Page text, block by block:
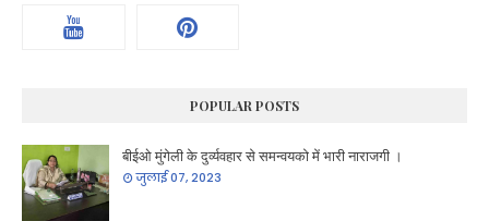
POPULAR POSTS
बीईओ मुंगेली के दुर्व्यवहार से समन्वयको में भारी नाराजगी ।
जुलाई 07, 2023